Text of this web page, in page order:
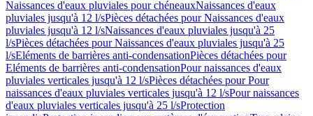
Naissances d'eaux pluviales pour chéneauxNaissances d'eaux
pluviales jusqu'à 12 l/sPièces détachées pour Naissances d'eaux
pluviales jusqu'à 12 l/sNaissances d'eaux pluviales jusqu'à 25
l/sPièces détachées pour Naissances d'eaux pluviales jusqu'à 25
l/sEléments de barrières anti-condensationPièces détachées pour
Eléments de barrières anti-condensationPour naissances d'eaux
pluviales verticales jusqu'à 12 l/sPièces détachées pour Pour
naissances d'eaux pluviales verticales jusqu'à 12 l/sPour naissances
d'eaux pluviales verticales jusqu'à 25 l/sProtection